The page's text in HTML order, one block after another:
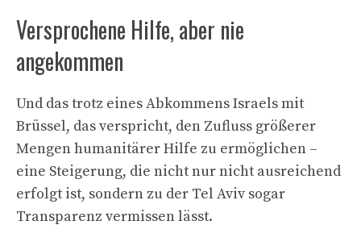
Versprochene Hilfe, aber nie
angekommen
Und das trotz eines Abkommens Israels mit
Brüssel, das verspricht, den Zufluss größerer
Mengen humanitärer Hilfe zu ermöglichen –
eine Steigerung, die nicht nur nicht ausreichend
erfolgt ist, sondern zu der Tel Aviv sogar
Transparenz vermissen lässt.